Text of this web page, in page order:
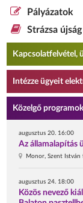
Pályázatok
Strázsa újság
Kapcsolatfelvétel,
Intézze ügyeit
Közelgő
augusztus 20. 16:00
Az államalapítás
Monor, Szent István
augusztus 24. 18:00
Közös nevező